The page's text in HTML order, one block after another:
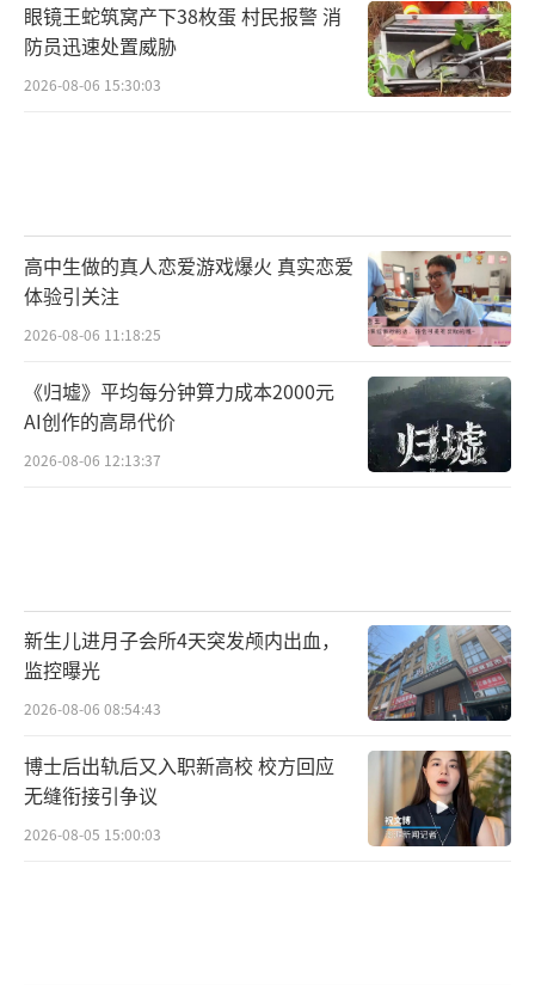
眼镜王蛇筑窝产下38枚蛋 村民报警 消
防员迅速处置威胁
2026-08-06 15:30:03
高中生做的真人恋爱游戏爆火 真实恋爱
体验引关注
2026-08-06 11:18:25
《归墟》平均每分钟算力成本2000元
AI创作的高昂代价
2026-08-06 12:13:37
新生儿进月子会所4天突发颅内出血，
监控曝光
2026-08-06 08:54:43
博士后出轨后又入职新高校 校方回应
无缝衔接引争议
2026-08-05 15:00:03